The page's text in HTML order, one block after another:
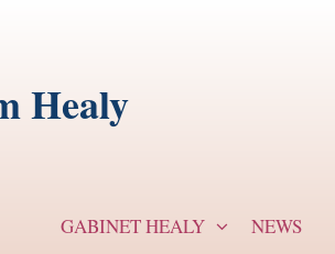
Healy
GABINET HEALY NEWS